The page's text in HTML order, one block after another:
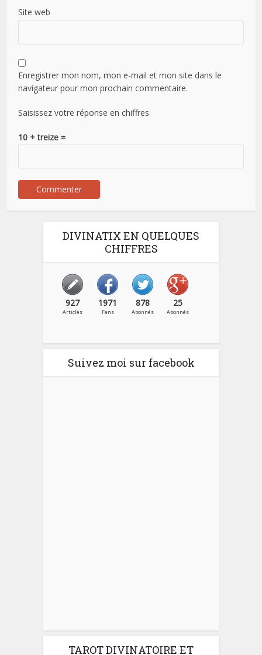
Site web
Enregistrer mon nom, mon e-mail et mon site dans le
navigateur pour mon prochain commentaire.
Saisissez votre réponse en chiffres
10 + treize =
DIVINATIX EN QUELQUES
CHIFFRES
927
Articles
1971
Fans
878
Abonnés
25
Abonnés
Suivez moi sur facebook
TAROT DIVINATOIRE ET